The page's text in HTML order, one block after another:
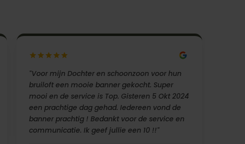
"Voor mijn Dochter en schoonzoon voor hun
bruiloft een mooie banner gekocht. Super
mooi en de service is Top. Gisteren 5 Okt 2024
een prachtige dag gehad. Iedereen vond de
banner prachtig ! Bedankt voor de service en
communicatie. Ik geef jullie een 10 !!"